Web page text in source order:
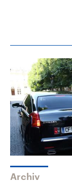
Archiv